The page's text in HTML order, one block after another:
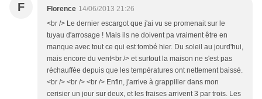
F Florence 14/06/2013 21:26
<br /> Le dernier escargot que j'ai vu se promenait sur le
tuyau d'arrosage ! Mais ils ne doivent pa vraiment être en
manque avec tout ce qui est tombé hier. Du soleil au jourd'hui,
mais encore du vent<br /> et surtout la maison ne s'est pas
réchauffée depuis que les températures ont nettement baissé.
<br /> <br /> <br /> Enfin, j'arrive à grappiller dans mon
cerisier un jour sur deux, et les fraises arrivent 3 par trois. Les